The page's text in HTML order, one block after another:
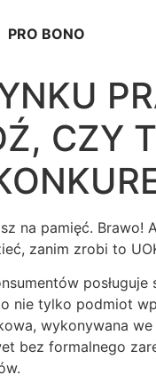
PRO BONO
CZY
na pamięć. Brawo!
zanim zrobi to
tylko podmiot
wykonywana we
bez formalnego